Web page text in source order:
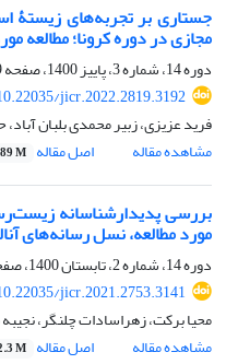
جستاری بر تجربه‌های زیستۀ
مجازی در دوره کرونا؛ مطالعه
دوره 14، شماره 3، پاییز 1400، صفحه
jicr.2022.2819.3192
فرید عزیزی، زبیر محمدی بلبان
مشاهده مقاله
اصل مقاله M
بررسی پدیدارشناسانه
مورد مطالعه، نسل رسانه‌های
دوره 14، شماره 2، تابستان 1400، صفحه
jicr.2021.2753.3141
محیا برکت، زهراسادات چلنگر،
مشاهده مقاله
اصل مقاله M